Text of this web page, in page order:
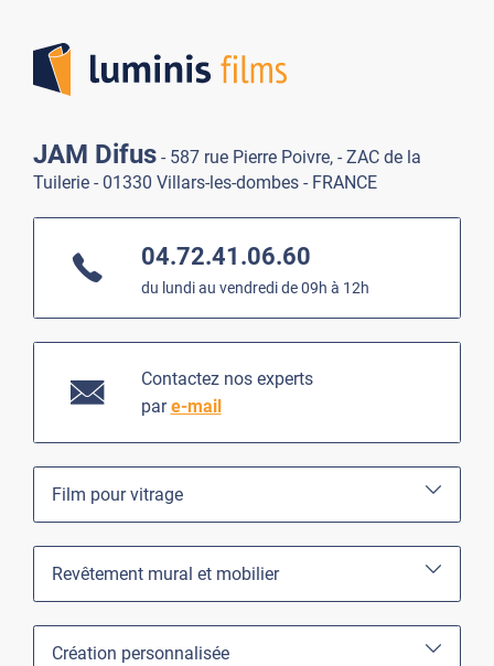
JAM Difus - 587 rue Pierre Poivre, - ZAC de la
Tuilerie - 01330 Villars-les-dombes - FRANCE
04.72.41.06.60
du lundi au vendredi de 09h à 12h
Contactez nos experts
pare-mail
Film pour vitrage
Revêtement mural et mobilier
Création personnalisée